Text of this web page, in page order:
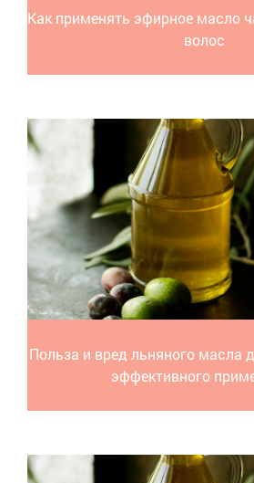
Как применять эфирное масло
волос
Польза и вред льняного масла
эффективного
Попробуйте использовать льняное
нем максимум другой подробной и